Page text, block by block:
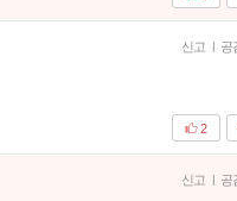
신고 | 공
2
신고 | 공